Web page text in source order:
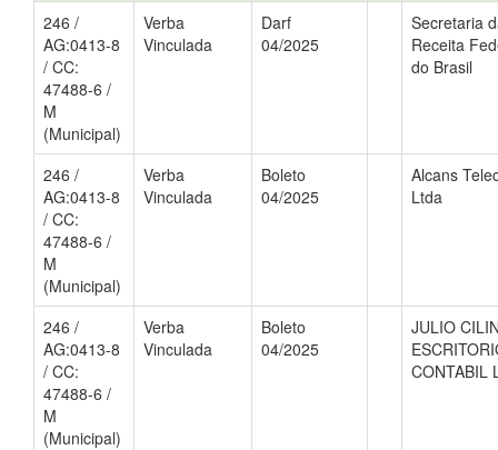
246 /
AG:0413-8
/ CC:
47488-6 /
M
(Municipal)
Verba
Vinculada
Darf
04/2025
Secretaria
Receita
do Brasil
246 /
AG:0413-8
/ CC:
47488-6 /
M
(Municipal)
Verba
Vinculada
Boleto
04/2025
Alcans
Ltda
246 /
AG:0413-8
/ CC:
47488-6 /
M
(Municipal)
Verba
Vinculada
Boleto
04/2025
JULIO
CONTABIL